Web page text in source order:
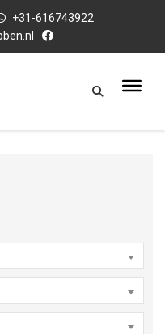
+31-616743922